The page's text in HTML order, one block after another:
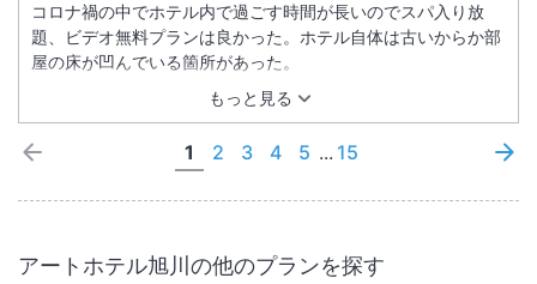
もっと見る
コロナ禍の中でホテル内で過ごす時間が長いのでスパ入り放
題、ビデオ無料プランは良かった。ホテル自体は古いからか部
屋の床が凹んでいる箇所があった。
1 2 3 4 5 ... 15
アートホテル旭川 の他のプランを探す